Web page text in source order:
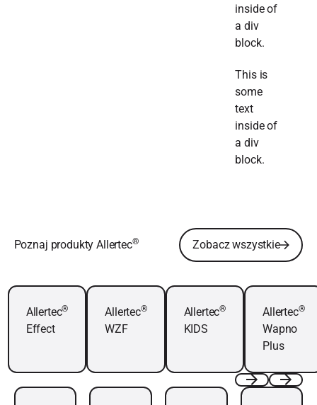
inside of
a div
block.
This is
some
text
inside of
a div
block.
Poznaj produkty Allertec® Zobacz wszystkie
Zobacz wszystkie
Allertec®
Effect
Dowiedz się więcej
Allertec®
WZF
Dowiedz się więcej
Allertec®
KIDS
Dowiedz się więcej
Allertec®
Wapno
Plus
Dowiedz się
Dowiedz się więcejDowiedz się więcejDowiedz się więcejDowiedz się